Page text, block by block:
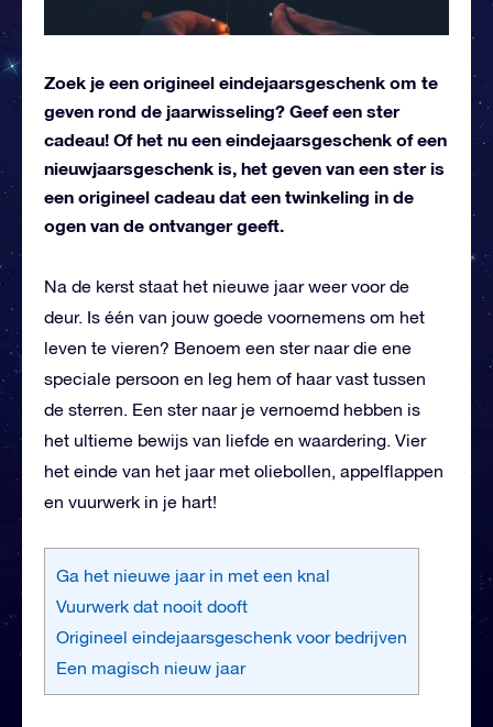
Zoek je een origineel eindejaarsgeschenk om te
geven rond de jaarwisseling? Geef een ster
cadeau! Of het nu een eindejaarsgeschenk of een
nieuwjaarsgeschenk is, het geven van een ster is
een origineel cadeau dat een twinkeling in de
ogen van de ontvanger geeft.
Na de kerst staat het nieuwe jaar weer voor de
deur. Is één van jouw goede voornemens om het
leven te vieren? Benoem een ster naar die ene
speciale persoon en leg hem of haar vast tussen
de sterren. Een ster naar je vernoemd hebben is
het ultieme bewijs van liefde en waardering. Vier
het einde van het jaar met oliebollen, appelflappen
en vuurwerk in je hart!
Ga het nieuwe jaar in met een knal
Vuurwerk dat nooit dooft
Origineel eindejaarsgeschenk voor bedrijven
Een magisch nieuw jaar